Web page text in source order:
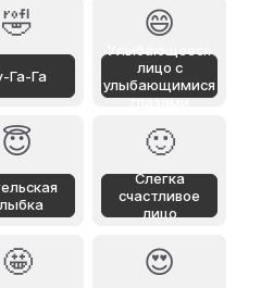
🤣
Га-Га
😄
лицо с
улыбающимися
глазами
😇 🙂
Слегка
счастливое
лицо
🤩 😍